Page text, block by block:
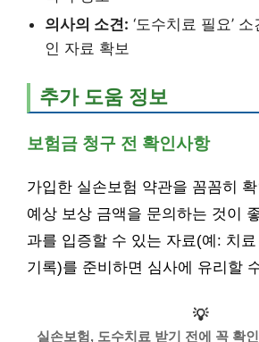
의사의 소견: ‘도수치료 필요’
인 자료 확보
추가 도움 정보
보험금 청구 전 확인사항
가입한 실손보험 약관을 꼼꼼히 확
예상 보상 금액을 문의하는 것이
과를 입증할 수 있는 자료(예: 치
기록)를 준비하면 심사에 유리할
💡
실손보험, 도수치료 받기 전에 꼭 확